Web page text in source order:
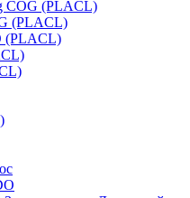
COG (PLACL)
(PLACL)
(PLACL)